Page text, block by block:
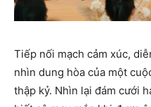
Tiếp nối mạch cảm xúc,
nhìn dung hòa của một
thập kỷ. Nhìn lại đám cưới